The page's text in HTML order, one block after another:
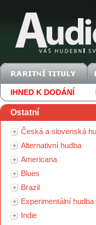
IHNED K DODÁNÍ
Ostatní
Česká a slovenská
Alternativní hudba
Americana
Blues
Brazil
Experimentální hudba
Indie